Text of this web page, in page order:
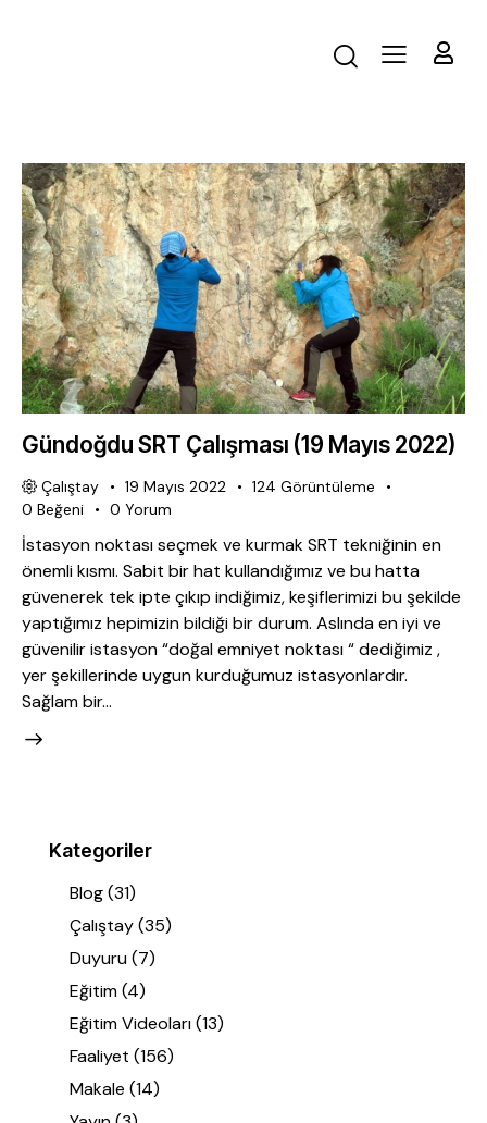
Gündoğdu SRT Çalışması (19 Mayıs 2022)
Çalıştay 19 Mayıs 2022 124 Görüntüleme
0 Beğeni 0 Yorum
İstasyon noktası seçmek ve kurmak SRT tekniğinin en
önemli kısmı. Sabit bir hat kullandığımız ve bu hatta
güvenerek tek ipte çıkıp indiğimiz, keşiflerimizi bu şekilde
yaptığımız hepimizin bildiği bir durum. Aslında en iyi ve
güvenilir istasyon “doğal emniyet noktası “ dediğimiz ,
yer şekillerinde uygun kurduğumuz istasyonlardır.
Sağlam bir…
Kategoriler
Blog(31)
Çalıştay(35)
Duyuru(7)
Eğitim(4)
Eğitim Videoları(13)
Faaliyet (156)
Makale (14)